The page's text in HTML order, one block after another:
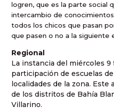
logren, que es la parte social
intercambio de
todos los chicos que pasan
que pasen o no a la siguiente
Regional
La instancia del miércoles
participación de escuelas
localidades de la zona.
de los distritos de Bahía
Villarino.